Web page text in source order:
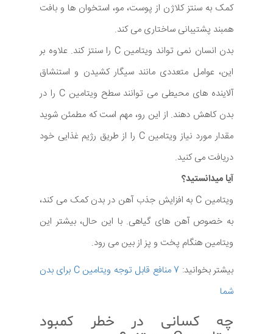
کمک به سنتز کلاژن از پوست، مو، استخوان ها و بافت
همبند پشتیبانی ساختاری می کند.
بدن انسان نمی تواند ویتامین C را سنتز کند. علاوه بر
این، عوامل متعددی مانند سیگار کشیدن و استنشاق
آلاینده های محیطی می توانند سطح ویتامین C را در
بدن کاهش دهند. از این رو، مهم است که مطمئن شوید
مقدار مورد نیاز ویتامین C را از طریق رژیم غذایی خود
دریافت می کنید.
آیا میدانستید؟
ویتامین C به افزایش جذب آهن در بدن کمک می کند،
به خصوص آهن های گیاهی. با این حال، بیشتر این
ویتامین هنگام پخت و پز از بین می رود.
بیشتر بخوانید:
7 منافع قابل توجه ویتامین C برای بدن
شما
چه کسانی در خطر کمبود